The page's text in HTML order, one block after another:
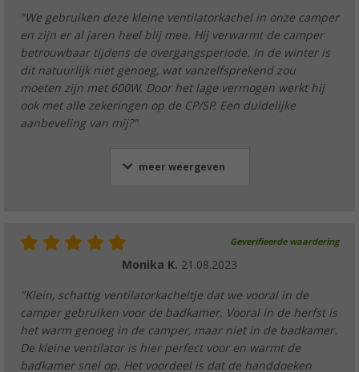
"We gebruiken deze kleine ventilatorkachel in onze camper
en zijn er al jaren heel blij mee. Hij verwarmt de camper
betrouwbaar tijdens de overgangsperiode. In de winter is
dit natuurlijk niet genoeg, wat vanzelfsprekend zou
moeten zijn met 600W. Door het lage vermogen werkt hij
ook met alle zekeringen op de CP/SP. Een duidelijke
aanbeveling van mij?"
meer weergeven
Geverifieerde waardering
Monika K. 21.08.2023
"Klein, schattig ventilatorkacheltje dat we vooral in de
camper gebruiken voor de badkamer. Vooral in de herfst is
het warm genoeg in de camper, maar niet in de badkamer.
De kleine ventilator is hier perfect voor en warmt de
badkamer snel op. Het voordeel is dat de handdoeken